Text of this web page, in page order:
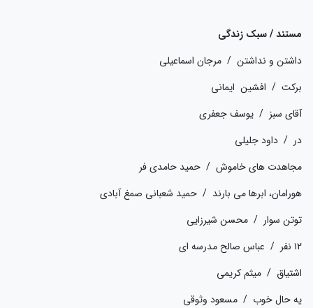
مستند / سبک زندگی
داشتن و نداشتن / مرجان اسماعیلی
برکت / افشین ایمانی
آقای سبز / یوسف جعفری
در / داود جلیلی
مجاهدت های خاموش / حمید حامدی فر
هورامان، ابرها می بارند / حمید شعبانی صمغ آبادی
توتن سوار / محسن شیرزایی
۱۲ نفر / عباس صالح مدرسه ای
اشتیاق / میثم کریمی
یه حال خوب / مسعود وثوقی